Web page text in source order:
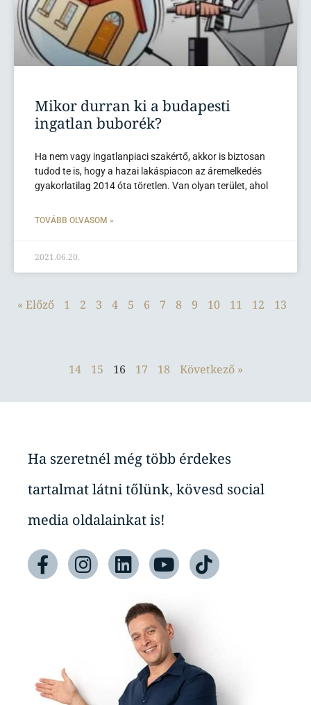
Mikor durran ki a budapesti
ingatlan buborék?
Ha nem vagy ingatlanpiaci szakértő, akkor is biztosan
tudod te is, hogy a hazai lakáspiacon az áremelkedés
gyakorlatilag 2014 óta töretlen. Van olyan terület, ahol
TOVÁBB OLVASOM »
2021.06.20.
« Előző 1 2 3 4 5 6 7 8 9 10 11 12 13
14 15 16 17 18 Következő »
Ha szeretnél még több érdekes
tartalmat látni tőlünk, kövesd social
media oldalainkat is!